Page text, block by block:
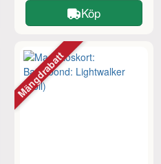
Köp
Mängdrabatt